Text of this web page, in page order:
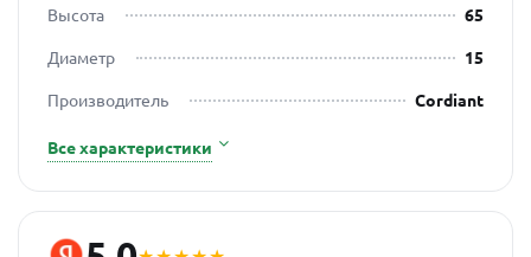
Высота
65
Диаметр
15
Производитель
Cordiant
Все характеристики